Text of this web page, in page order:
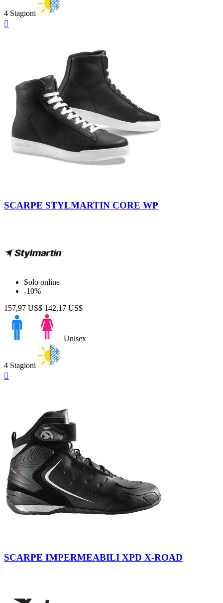
4 Stagioni

White
Black
SCARPE STYLMARTIN CORE WP
Solo online
-10%
157,97 US$ 142,17 US$
Unisex
4 Stagioni

Fluo
SCARPE IMPERMEABILI XPD X-ROAD